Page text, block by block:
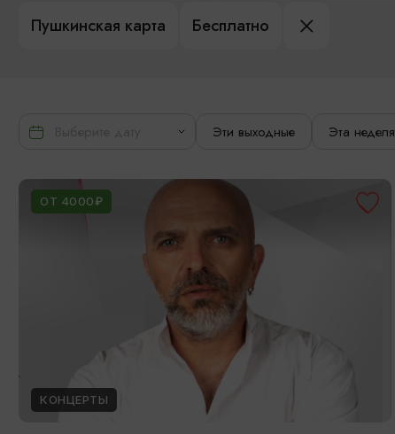
Пушкинская карта Бесплатно
Эти выходные Эта неделя
ОТ 4000₽
КОНЦЕРТЫ